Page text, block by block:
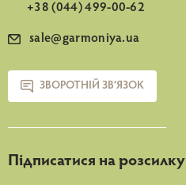
+38 (044) 499-00-62
sale@garmoniya.ua
ЗВОРОТНІЙ ЗВ’ЯЗОК
Підписатися на розсилку